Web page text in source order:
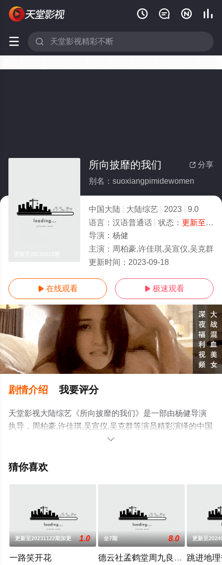
   
 
 分享
所向披靡的我们
别名：suoxiangpimidewomen
中国大陆 大陆综艺 2023
9.0
语言： 汉语普通话 状态： 更新至20230918期
导演： 杨健
主演： 周柏豪,许佳琪,吴宣仪,吴克群
更新时间： 2023-09-18
 在线观看  极速观看
剧情介绍 我要评分
天堂影视大陆综艺《所向披靡的我们》是一部由杨健导演
执导，周柏豪,许佳琪,吴宣仪,吴克群等演员精彩演绎的中国
大陆综艺，手机免费观看高清未删减完整版综艺节目就上
剧情网等平台了解。

猜你喜欢
更新至20231122期加更 1.0
一路笑开花
全7期 8.0
德云社孟鹤堂周九良相声专场上
更新至
跳进地